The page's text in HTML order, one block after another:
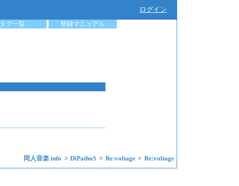
ログイン
タグ一覧 登録マニュアル
同人音楽 info DiPathoS Re:voltage Re:voltage